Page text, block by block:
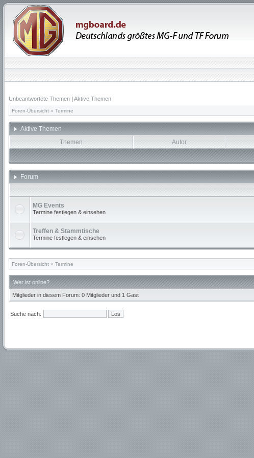
Unbeantwortete Themen | Aktive Themen
Foren-Übersicht » Termine
Aktive Themen
Themen
Autor
Forum
MG Events
Termine festlegen & einsehen
Treffen & Stammtische
Termine festlegen & einsehen
Foren-Übersicht » Termine
Wer ist online?
Mitglieder in diesem Forum: 0 Mitglieder und 1 Gast
Suche nach: